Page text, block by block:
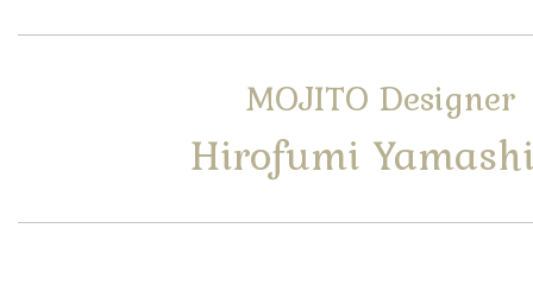
MOJITO Designer
Hirofumi